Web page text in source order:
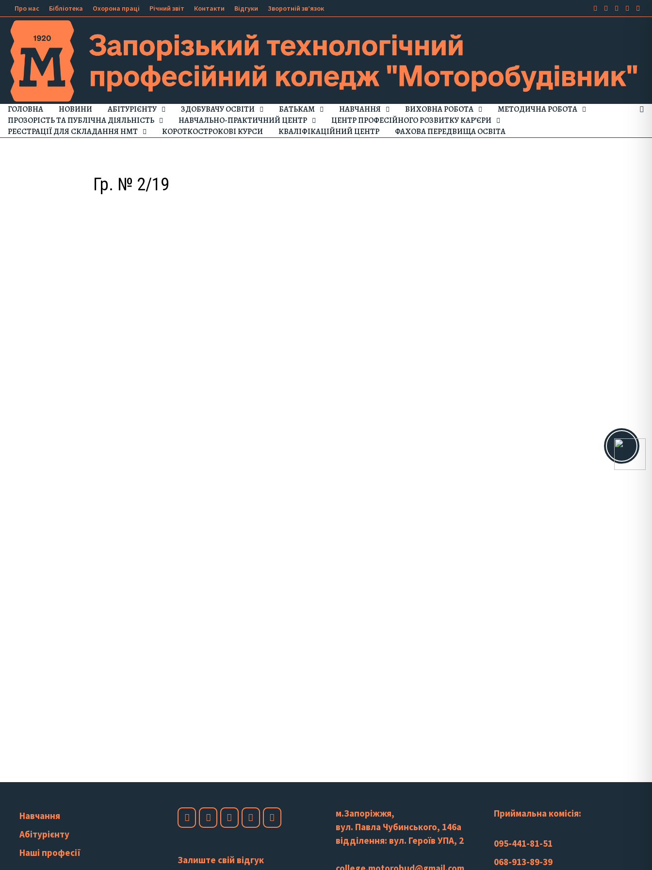
Про нас Бібліотека Охорона праці Річний звіт Контакти Відгуки Зворотній зв’язок
ГОЛОВНА НОВИНИ АБІТУРІЄНТУ ЗДОБУВАЧУ ОСВІТИ БАТЬКАМ НАВЧАННЯ ВИХОВНА РОБОТА
МЕТОДИЧНА РОБОТА
ПРОЗОРІСТЬ ТА ПУБЛІЧНА ДІЯЛЬНІСТЬ
НАВЧАЛЬНО-ПРАКТИЧНИЙ ЦЕНТР
ЦЕНТР ПРОФЕСІЙНОГО РОЗВИТКУ КАР’ЄРИ
РЕЄСТРАЦІЇ ДЛЯ СКЛАДАННЯ НМТ
КОРОТКОСТРОКОВІ КУРСИ КВАЛІФІКАЦІЙНИЙ ЦЕНТР ФАХОВА ПЕРЕДВИЩА ОСВІТА
Гр. № 2/19
Навчання
Абітурієнту
Наші професії
Залиште свій відгук
м.Запоріжжя,
вул. Павла Чубинського, 146а
відділення: вул. Героїв УПА, 2
Приймальна комісія:
095-441-81-51
068-913-89-39